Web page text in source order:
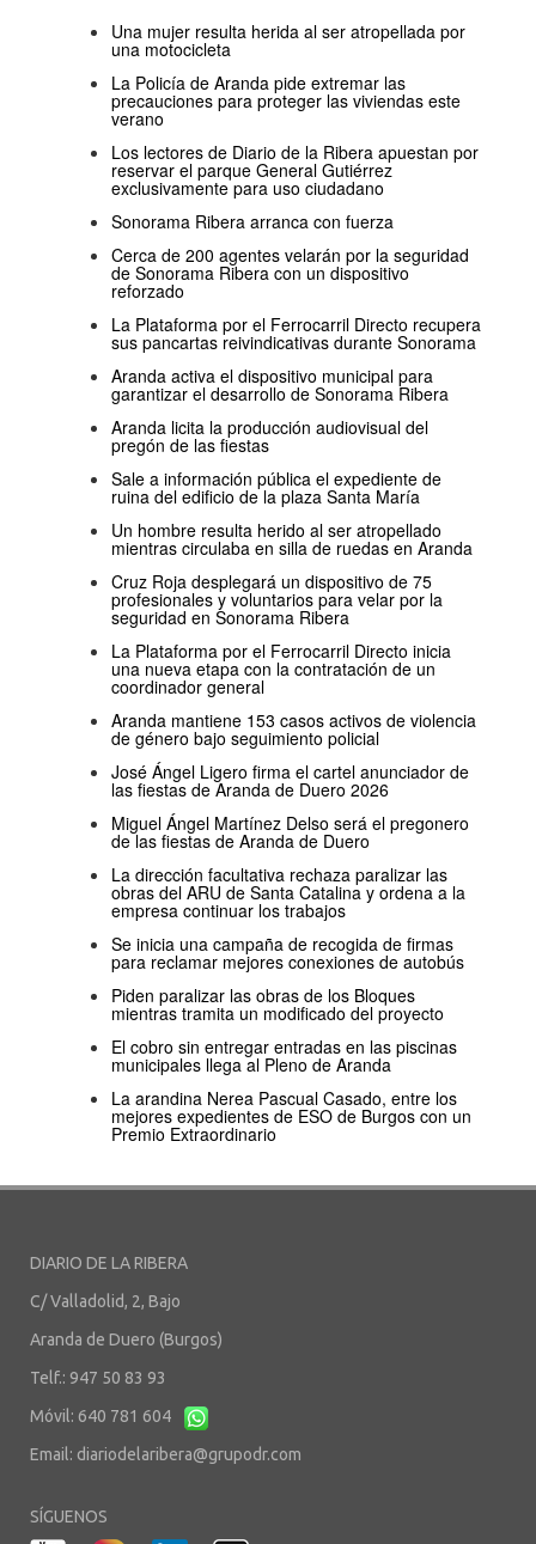
Una mujer resulta herida al ser atropellada por
una motocicleta
La Policía de Aranda pide extremar las
precauciones para proteger las viviendas este
verano
Los lectores de Diario de la Ribera apuestan por
reservar el parque General Gutiérrez
exclusivamente para uso ciudadano
Sonorama Ribera arranca con fuerza
Cerca de 200 agentes velarán por la seguridad
de Sonorama Ribera con un dispositivo
reforzado
La Plataforma por el Ferrocarril Directo recupera
sus pancartas reivindicativas durante Sonorama
Aranda activa el dispositivo municipal para
garantizar el desarrollo de Sonorama Ribera
Aranda licita la producción audiovisual del
pregón de las fiestas
Sale a información pública el expediente de
ruina del edificio de la plaza Santa María
Un hombre resulta herido al ser atropellado
mientras circulaba en silla de ruedas en Aranda
Cruz Roja desplegará un dispositivo de 75
profesionales y voluntarios para velar por la
seguridad en Sonorama Ribera
La Plataforma por el Ferrocarril Directo inicia
una nueva etapa con la contratación de un
coordinador general
Aranda mantiene 153 casos activos de violencia
de género bajo seguimiento policial
José Ángel Ligero firma el cartel anunciador de
las fiestas de Aranda de Duero 2026
Miguel Ángel Martínez Delso será el pregonero
de las fiestas de Aranda de Duero
La dirección facultativa rechaza paralizar las
obras del ARU de Santa Catalina y ordena a la
empresa continuar los trabajos
Se inicia una campaña de recogida de firmas
para reclamar mejores conexiones de autobús
Piden paralizar las obras de los Bloques
mientras tramita un modificado del proyecto
El cobro sin entregar entradas en las piscinas
municipales llega al Pleno de Aranda
La arandina Nerea Pascual Casado, entre los
mejores expedientes de ESO de Burgos con un
Premio Extraordinario
DIARIO DE LA RIBERA
C/ Valladolid, 2, Bajo
Aranda de Duero (Burgos)
Telf.: 947 50 83 93
Móvil: 640 781 604
Email: diariodelaribera@grupodr.com
SÍGUENOS